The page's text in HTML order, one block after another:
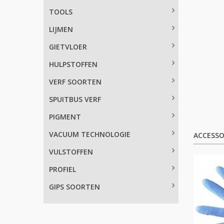
TOOLS
LIJMEN
GIETVLOER
HULPSTOFFEN
VERF SOORTEN
SPUITBUS VERF
PIGMENT
VACUUM TECHNOLOGIE
VULSTOFFEN
PROFIEL
GIPS SOORTEN